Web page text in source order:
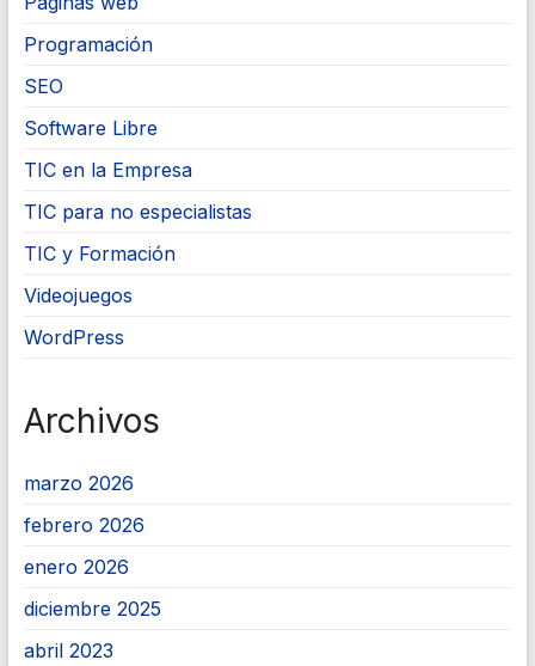
Programación
SEO
Software Libre
TIC en la Empresa
TIC para no especialistas
TIC y Formación
Videojuegos
WordPress
Archivos
marzo 2026
febrero 2026
enero 2026
diciembre 2025
abril 2023